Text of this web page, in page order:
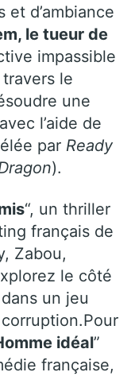
et d’ambiance
le tueur de
impassible
le
une
l’aide de
par Ready
).
“, un thriller
français de
Zabou,
le côté
un jeu
idéal”
française,